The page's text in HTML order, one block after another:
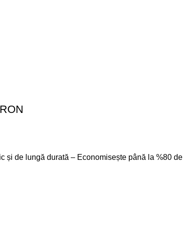
și de lungă durată – Economisește până la %80 de